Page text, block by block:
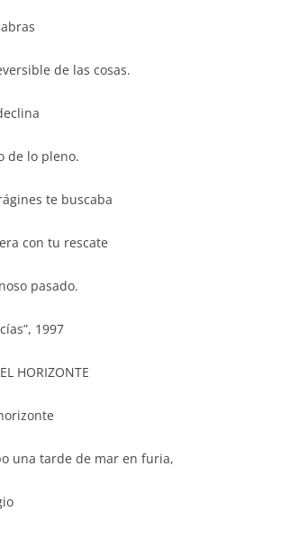
de las cosas.
de lo pleno.
te buscaba
con tu rescate
pasado.
1997
HORIZONTE
una tarde de mar en furia,